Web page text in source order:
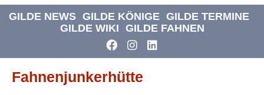
GILDE NEWS GILDE KÖNIGE GILDE TERMINE
GILDE WIKI GILDE FAHNEN
Fahnenjunkerhütte